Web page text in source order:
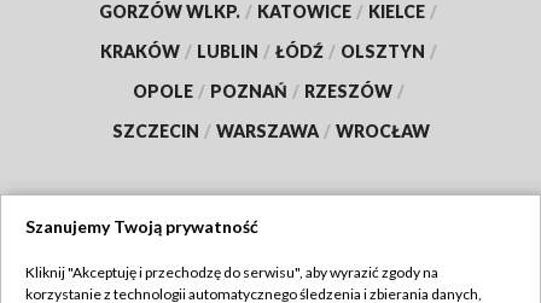
GORZÓW WLKP. / KATOWICE / KIELCE /
KRAKÓW / LUBLIN / ŁÓDŹ / OLSZTYN /
OPOLE / POZNAŃ / RZESZÓW /
SZCZECIN / WARSZAWA / WROCŁAW
Szanujemy Twoją prywatność
Kliknij "Akceptuję i przechodzę do serwisu", aby wyrazić zgody na
korzystanie z technologii automatycznego śledzenia i zbierania danych,